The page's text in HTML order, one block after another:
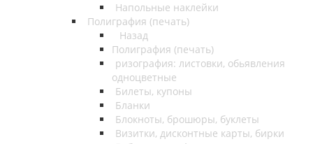
Напольные наклейки
Полиграфия (печать)
Назад
Полиграфия (печать)
ризография: листовки, обьявления
одноцветные
Билеты, купоны
Бланки
Блокноты, брошюры, буклеты
Визитки, дисконтные карты, бирки